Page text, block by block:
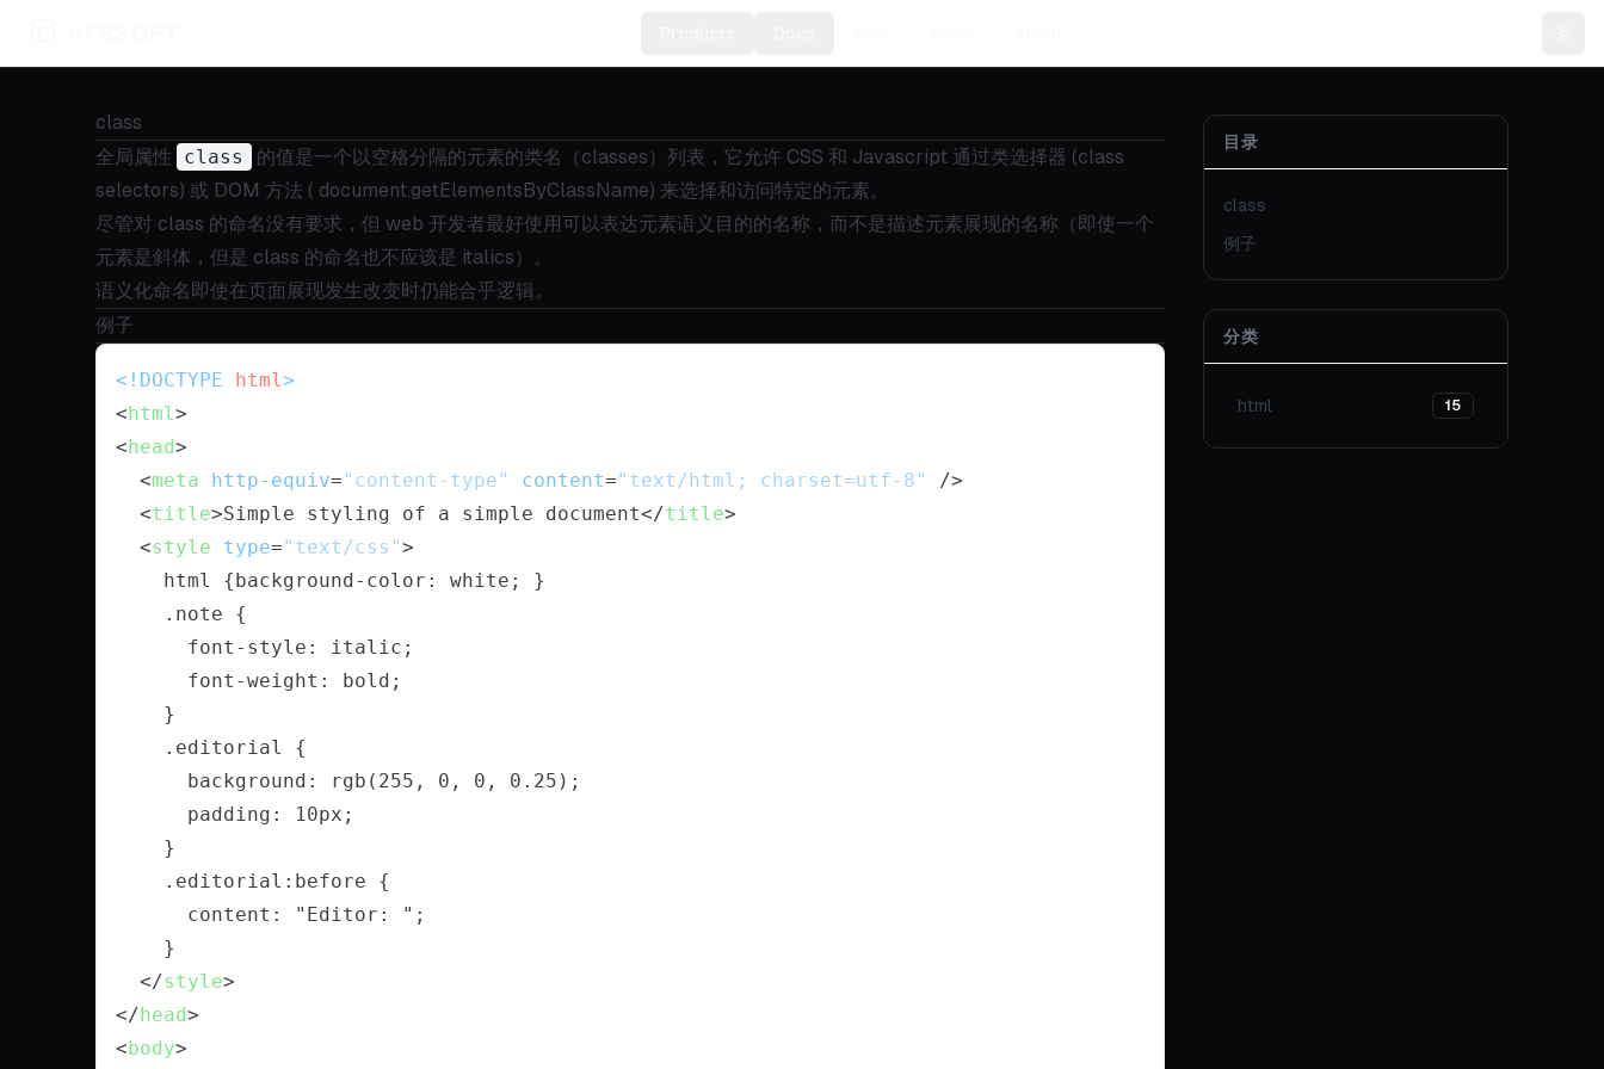
class
全局属性
class
的值是一个以空格分隔的元素的类名（classes）列表，它允许 CSS 和 Javascript 通过类选择器 (class
selectors) 或 DOM 方法 ( document.getElementsByClassName) 来选择和访问特定的元素。
尽管对 class 的命名没有要求，但 web 开发者最好使用可以表达元素语义目的的名称，而不是描述元素展现的名称（即使一个
元素是斜体，但是 class 的命名也不应该是 italics）。
语义化命名即使在页面展现发生改变时仍能合乎逻辑。
例子
<!DOCTYPE html>
<html>
<head>
<meta http-equiv="content-type" content="text/html; charset=utf-8"
/>
<title>Simple styling of a simple document</title>
<style type="text/css">
    html {background-color: white; }
    .note {
      font-style: italic;
      font-weight: bold;
    }
    .editorial {
      background: rgb(255, 0, 0, 0.25);
      padding: 10px;
    }
    .editorial:before {
      content: "Editor: ";
    }
</style>
</head>
<body>
目录
class
例子
分类
html 15